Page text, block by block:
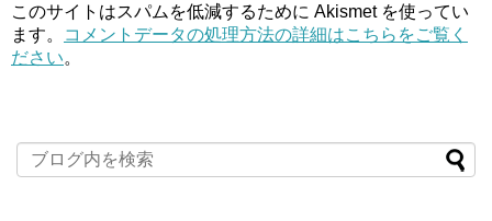
このサイトはスパムを低減するために Akismet を使ってい
ます。
コメントデータの処理方法の詳細はこちらをご覧く
ださい。